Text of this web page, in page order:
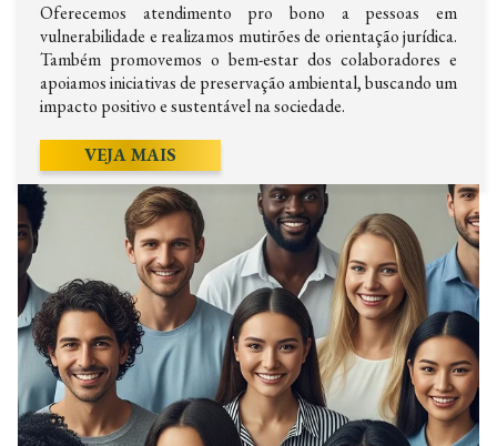
Oferecemos atendimento pro bono a pessoas em
vulnerabilidade e realizamos mutirões de orientação jurídica.
Também promovemos o bem-estar dos colaboradores e
apoiamos iniciativas de preservação ambiental, buscando um
impacto positivo e sustentável na sociedade.
VEJA MAIS